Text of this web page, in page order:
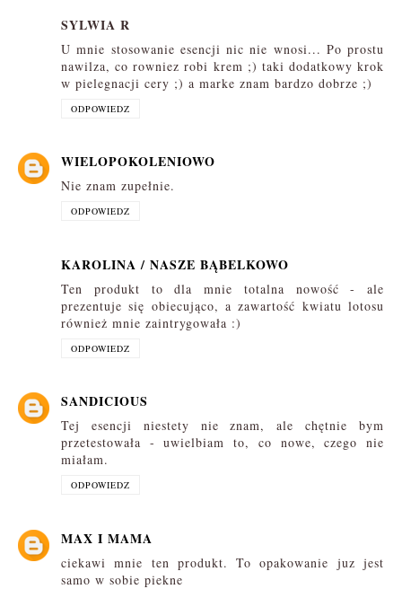
SYLWIA R
U mnie stosowanie esencji nic nie wnosi... Po prostu
nawilza, co rowniez robi krem ;) taki dodatkowy krok
w pielegnacji cery ;) a marke znam bardzo dobrze ;)
ODPOWIEDZ
WIELOPOKOLENIOWO
Nie znam zupełnie.
ODPOWIEDZ
KAROLINA / NASZE BĄBELKOWO
Ten produkt to dla mnie totalna nowość - ale
prezentuje się obiecująco, a zawartość kwiatu lotosu
również mnie zaintrygowała :)
ODPOWIEDZ
SANDICIOUS
Tej esencji niestety nie znam, ale chętnie bym
przetestowała - uwielbiam to, co nowe, czego nie
miałam.
ODPOWIEDZ
MAX I MAMA
ciekawi mnie ten produkt. To opakowanie juz jest
samo w sobie piekne